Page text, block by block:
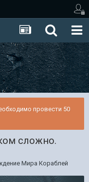
провести 50
сложно.
Мира Кораблей